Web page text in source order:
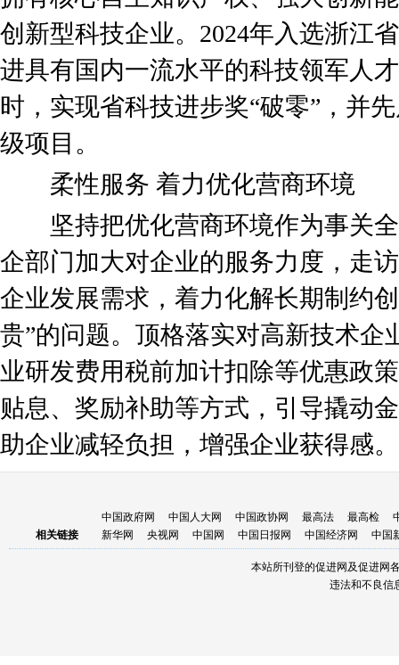
创新型科技企业。2024年入选浙江
进具有国内一流水平的科技领军人
时，实现省科技进步奖“破零”，并
级项目。
柔性服务 着力优化营商环境
坚持把优化营商环境作为事关全
企部门加大对企业的服务力度，走
企业发展需求，着力化解长期制约
贵”的问题。顶格落实对高新技术企
业研发费用税前加计扣除等优惠政
贴息、奖励补助等方式，引导撬动
助企业减轻负担，增强企业获得感。
相关链接
中国政府网 中国人大网 中国政协网 最高法 最高检
新华网
央视网 中国网 中国日报网 中国经济网 中国
本站所刊登的促进网及促进网
违法和不良信